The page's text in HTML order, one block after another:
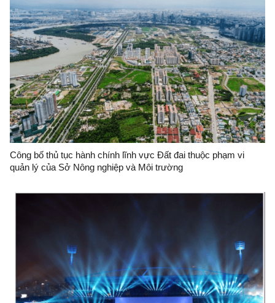
Công bố thủ tục hành chính lĩnh vực Đất đai thuộc phạm vi
quản lý của Sở Nông nghiệp và Môi trường